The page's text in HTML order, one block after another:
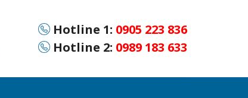
Hotline 1: 0905 223 836
Hotline 2: 0989 183 633